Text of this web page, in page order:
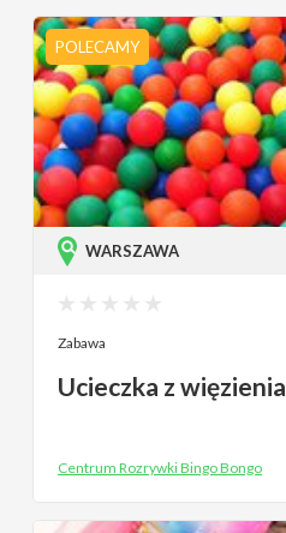
POLECAMY
WARSZAWA
Zabawa
Ucieczka z więzienia
Centrum Rozrywki Bingo Bongo